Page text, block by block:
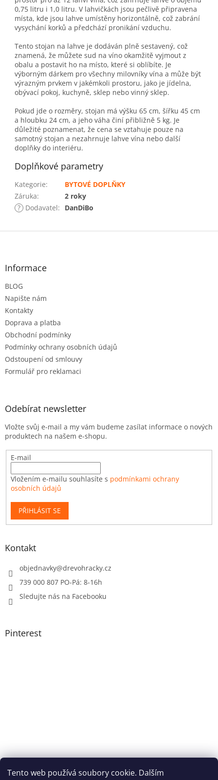
Tento web používá soubory cookie. Dalším
0,75 litru i 1,0 litru. V lahvičkách jsou pečlivě připravena
místa, kde jsou lahve umístěny horizontálně, což zabrání
vysychání korků a předchází pronikání vzduchu.
Tento stojan na lahve je dodáván plně sestavený, což
znamená, že můžete sud na víno okamžitě vyjmout z
obalu a postavit ho na místo, které si oblíbíte. Je
výborným dárkem pro všechny milovníky vína a může být
výrazným prvkem v jakémkoli prostoru, jako je jídelna,
obývací pokoj, kuchyně, sklep nebo vinný sklep.
Pokud jde o rozměry, stojan má výšku 65 cm, šířku 45 cm
a hloubku 24 cm, a jeho váha činí přibližně 5 kg. Je
důležité poznamenat, že cena se vztahuje pouze na
samotný stojan a nezahrnuje lahve vína nebo další
doplňky do interiéru.
Doplňkové parametry
Kategorie:
BYTOVÉ DOPLŇKY
Záruka:
2 roky
? Dodavatel: DanDiBo
Z
Informace
BLOG
Napište nám
Kontakty
Doprava a platba
Obchodní podmínky
Podmínky ochrany osobních údajů
Odstoupení od smlouvy
Formulář pro reklamaci
Odebírat newsletter
Vložte svůj e-mail a my vám budeme zasílat informace o nových
produktech na našem e-shopu.
E-mail
Vložením e-mailu souhlasíte s podmínkami ochrany
osobních údajů
PŘIHLÁSIT SE
Kontakt
objednavky@drevohracky.cz
739 000 807 PO-Pá: 8-16h
Sledujte nás na Facebooku
Pinterest